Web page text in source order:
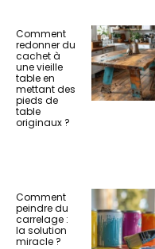
Comment
redonner du
cachet à
une vieille
table en
mettant des
pieds de
table
originaux ?
Comment
peindre du
carrelage :
la solution
miracle ?